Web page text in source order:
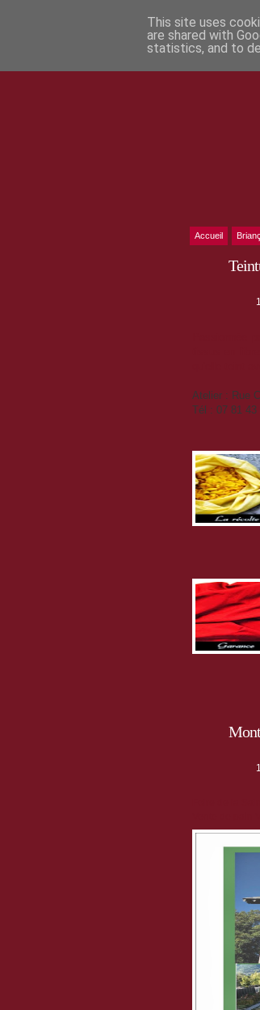
Accueil
Atelier : Rue
Tél : 07 81 43
This site uses
are shared with
statistics, and to